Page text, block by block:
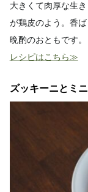
大きくて肉厚な生
が鶏皮のよう。香
晩酌のおともです。
レシピはこちら≫
ズッキーニとミ